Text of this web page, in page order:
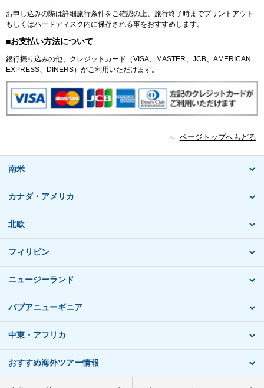
お申し込みの際は詳細旅行条件をご確認の上、旅行終了時までプリントアウト
もしくはハードディスク内に保存される事をおすすめします。
■お支払い方法について
銀行振り込みの他、クレジットカード（VISA、MASTER、JCB、AMERICAN
EXPRESS、DINERS）がご利用いただけます。
ページトップへもどる
南米
カナダ・アメリカ
北欧
フィリピン
ニュージーランド
パプアニューギニア
中東・アフリカ
おすすめ海外ツアー情報